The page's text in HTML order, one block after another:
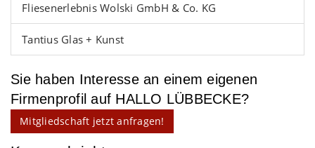
Fliesenerlebnis Wolski GmbH & Co. KG
Tantius Glas + Kunst
Sie haben Interesse an einem eigenen
Firmenprofil auf HALLO LÜBBECKE?
Mitgliedschaft jetzt anfragen!